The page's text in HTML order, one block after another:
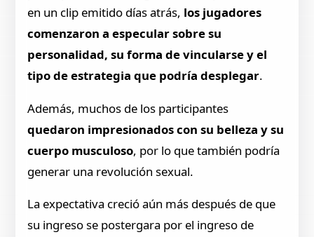
en un clip emitido días atrás, los jugadores
comenzaron a especular sobre su
personalidad, su forma de vincularse y el
tipo de estrategia que podría desplegar.
Además, muchos de los participantes
quedaron impresionados con su belleza y su
cuerpo musculoso, por lo que también podría
generar una revolución sexual.
La expectativa creció aún más después de que
su ingreso se postergara por el ingreso de